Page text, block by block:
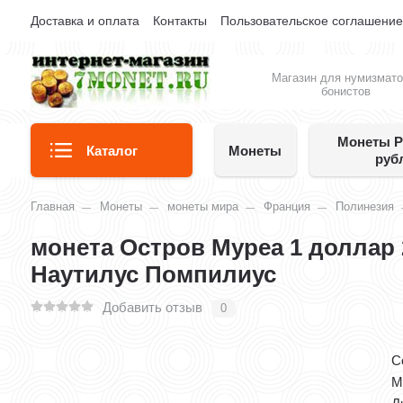
Доставка и оплата Контакты Пользовательское соглашение
Магазин для
бонистов
Каталог Монеты
Монеты
Главная Монеты монеты мира Франция Полинезия
монета Остров Муреа 1
Наутилус Помпилиус
Добавить отзыв 0